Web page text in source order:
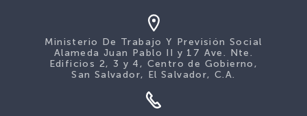
Ministerio De Trabajo Y Previsión Social
Alameda Juan Pablo II y 17 Ave. Nte.
Edificios 2, 3 y 4, Centro de Gobierno,
San Salvador, El Salvador, C.A.